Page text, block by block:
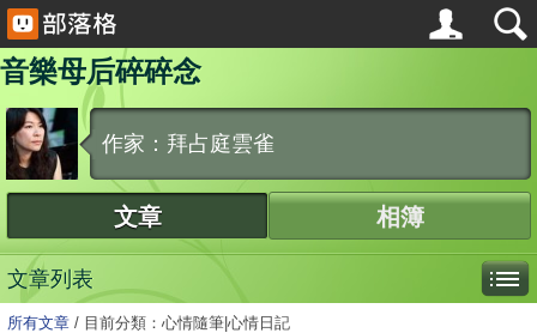
音樂母后碎碎念
作家：拜占庭雲雀
文章 相簿
文章列表
所有文章 / 目前分類：心情隨筆|心情日記